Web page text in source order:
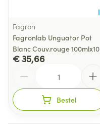
Fagron
Fagronlab Unguator Pot
Blanc Couv.rouge 100mlx10
€ 35,66
Bestel